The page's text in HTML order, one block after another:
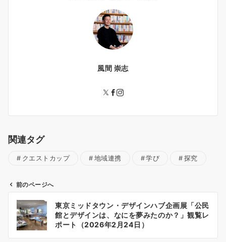
風間 崇志
関連タグ
クエストカップ 地域連携 学び 探究
前のページへ
東京ミッドタウン・デザインハブ企画展「公民
館とデザインは、なにを夢みたのか？」観覧レ
ポート（2026年2月24日）